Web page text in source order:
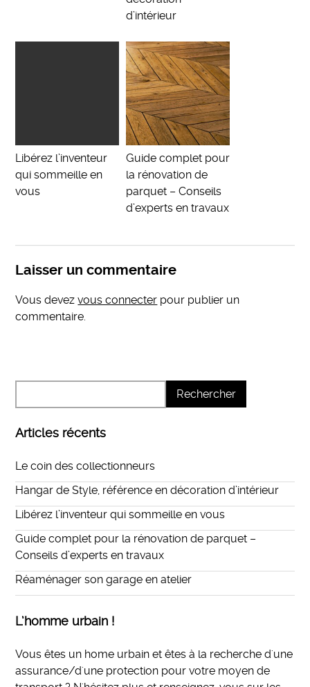
d’intérieur
Libérez l’inventeur
qui sommeille en
vous
Guide complet pour
la rénovation de
parquet – Conseils
d’experts en travaux
Laisser un commentaire
Vous devezvous connecter pour publier un
commentaire.
Articles récents
Le coin des collectionneurs
Hangar de Style, référence en décoration d’intérieur
Libérez l’inventeur qui sommeille en vous
Guide complet pour la rénovation de parquet –
Conseils d’experts en travaux
Réaménager son garage en atelier
L’homme urbain !
Vous êtes un home urbain et êtes à la recherche d'une
assurance/d'une protection pour votre moyen de